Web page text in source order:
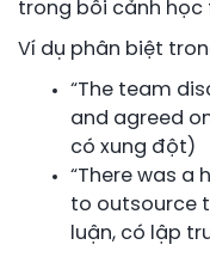
trong bối cảnh học
Ví dụ phân biệt
“The team
and agreed
có xung đột)
“There was a
to outsource
luận, có lập